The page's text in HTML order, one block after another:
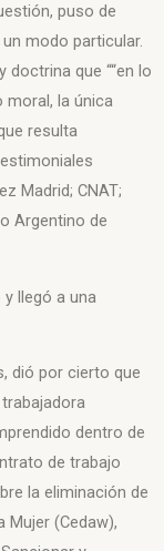
puso de
modo particular.
que ““en lo
moral, la única
resulta
Madrid; CNAT;
Argentino de
llegó a una
dió por cierto que
dentro de
de trabajo
la eliminación de
(Cedaw),